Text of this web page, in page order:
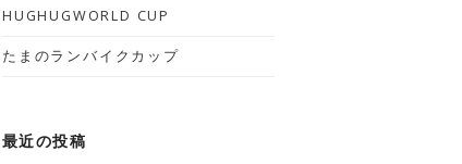
HUGHUGWORLD CUP
たまのランバイクカップ
最近の投稿